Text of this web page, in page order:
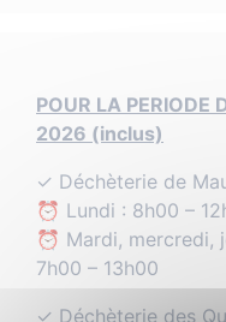
POUR LA PERIODE
2026 (inclus)
✓ Déchèterie de
⏰ Lundi : 8h00 –
⏰ Mardi, mercredi,
7h00 – 13h00
✓ Déchèterie des